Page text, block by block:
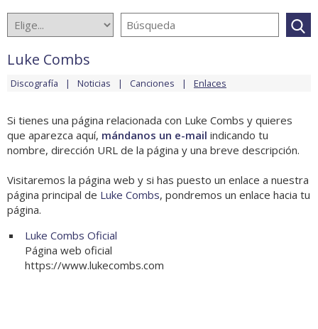
Luke Combs
Discografía Noticias Canciones Enlaces
Si tienes una página relacionada con Luke Combs y quieres
que aparezca aquí, mándanos un e-mail indicando tu
nombre, dirección URL de la página y una breve descripción.
Visitaremos la página web y si has puesto un enlace a nuestra
página principal de Luke Combs, pondremos un enlace hacia tu
página.
Luke Combs Oficial
Página web oficial
https://www.lukecombs.com